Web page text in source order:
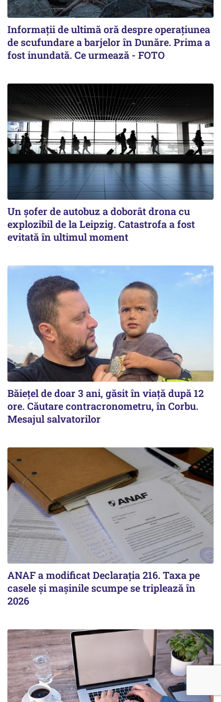
Informații de ultimă oră despre operațiunea
de scufundare a barjelor în Dunăre. Prima a
fost inundată. Ce urmează - FOTO
Un șofer de autobuz a doborât drona cu
explozibil de la Leipzig. Catastrofa a fost
evitată în ultimul moment
Băiețel de doar 3 ani, găsit în viață după 12
ore. Căutare contracronometru, în Corbu.
Mesajul salvatorilor
ANAF a modificat Declarația 216. Taxa pe
casele și mașinile scumpe se triplează în
2026